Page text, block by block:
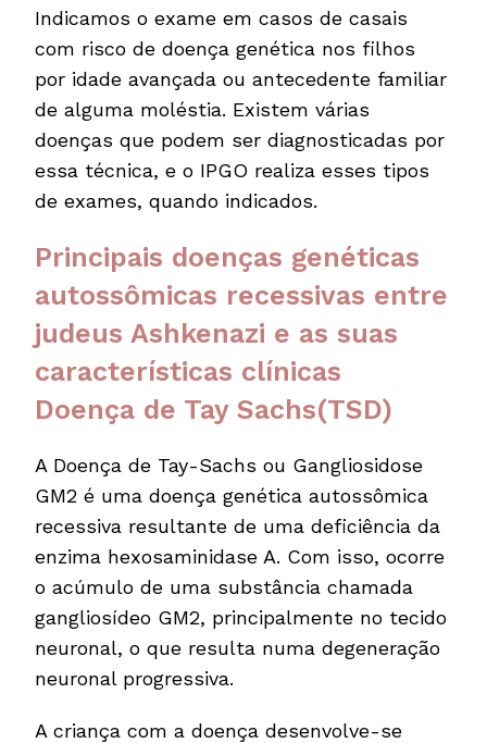
Indicamos o exame em casos de casais
com risco de doença genética nos filhos
por idade avançada ou antecedente familiar
de alguma moléstia. Existem várias
doenças que podem ser diagnosticadas por
essa técnica, e o IPGO realiza esses tipos
de exames, quando indicados.
Principais doenças genéticas
autossômicas recessivas entre
judeus Ashkenazi e as suas
características clínicas
Doença de Tay Sachs(TSD)
A Doença de Tay-Sachs ou Gangliosidose
GM2 é uma doença genética autossômica
recessiva resultante de uma deficiência da
enzima hexosaminidase A. Com isso, ocorre
o acúmulo de uma substância chamada
gangliosídeo GM2, principalmente no tecido
neuronal, o que resulta numa degeneração
neuronal progressiva.
A criança com a doença desenvolve-se